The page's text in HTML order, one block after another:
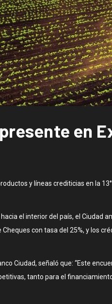
en
y líneas crediticias en la
el interior del país, el
con tasa del 25%, y los
Ciudad, señaló que: “Este
tanto para el